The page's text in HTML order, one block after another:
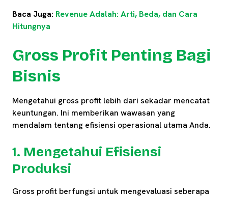
Baca Juga: Revenue Adalah: Arti, Beda, dan Cara
Hitungnya
Gross Profit Penting Bagi
Bisnis
Mengetahui gross profit lebih dari sekadar mencatat
keuntungan. Ini memberikan wawasan yang
mendalam tentang efisiensi operasional utama Anda.
1. Mengetahui Efisiensi
Produksi
Gross profit berfungsi untuk mengevaluasi seberapa